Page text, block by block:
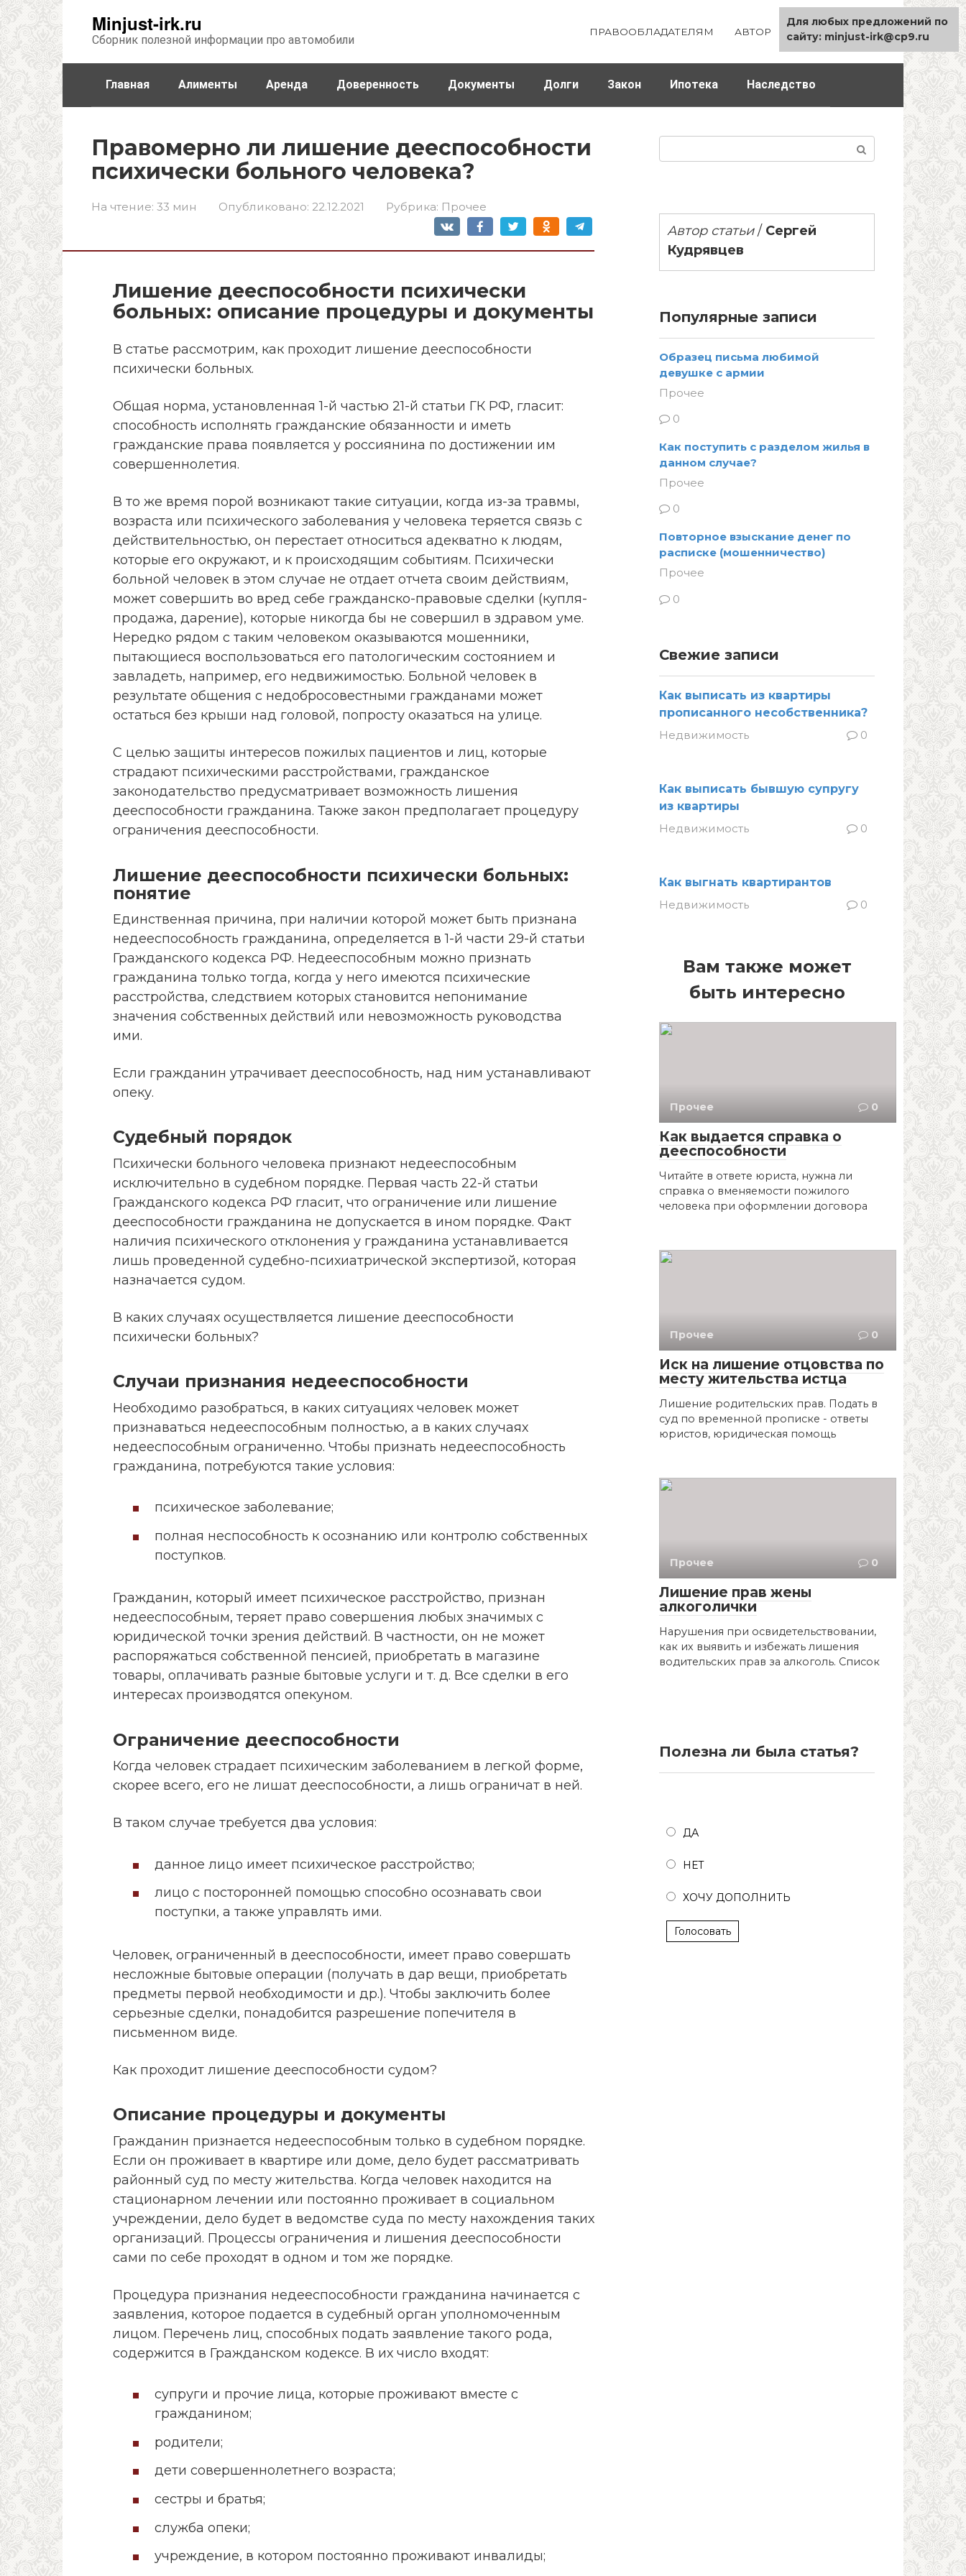
Minjust-irk.ru
Сборник полезной информации про автомобили
ПРАВООБЛАДАТЕЛЯМ АВТОР КАРТА САЙТА
Главная Алименты Аренда Доверенность Документы Долги Закон Ипотека Наследство
Правомерно ли лишение дееспособности
психически больного человека?
На чтение: 33 мин Опубликовано: 22.12.2021 Рубрика: Прочее
Лишение дееспособности психически
больных: описание процедуры и документы
В статье рассмотрим, как проходит лишение дееспособности
психически больных.
Общая норма, установленная 1-й частью 21-й статьи ГК РФ, гласит:
способность исполнять гражданские обязанности и иметь
гражданские права появляется у россиянина по достижении им
совершеннолетия.
В то же время порой возникают такие ситуации, когда из-за травмы,
возраста или психического заболевания у человека теряется связь с
действительностью, он перестает относиться адекватно к людям,
которые его окружают, и к происходящим событиям. Психически
больной человек в этом случае не отдает отчета своим действиям,
может совершить во вред себе гражданско-правовые сделки (купля-
продажа, дарение), которые никогда бы не совершил в здравом уме.
Нередко рядом с таким человеком оказываются мошенники,
пытающиеся воспользоваться его патологическим состоянием и
завладеть, например, его недвижимостью. Больной человек в
результате общения с недобросовестными гражданами может
остаться без крыши над головой, попросту оказаться на улице.
С целью защиты интересов пожилых пациентов и лиц, которые
страдают психическими расстройствами, гражданское
законодательство предусматривает возможность лишения
дееспособности гражданина. Также закон предполагает процедуру
ограничения дееспособности.
Лишение дееспособности психически больных:
понятие
Единственная причина, при наличии которой может быть признана
недееспособность гражданина, определяется в 1-й части 29-й статьи
Гражданского кодекса РФ. Недееспособным можно признать
гражданина только тогда, когда у него имеются психические
расстройства, следствием которых становится непонимание
значения собственных действий или невозможность руководства
ими.
Если гражданин утрачивает дееспособность, над ним устанавливают
опеку.
Судебный порядок
Психически больного человека признают недееспособным
исключительно в судебном порядке. Первая часть 22-й статьи
Гражданского кодекса РФ гласит, что ограничение или лишение
дееспособности гражданина не допускается в ином порядке. Факт
наличия психического отклонения у гражданина устанавливается
лишь проведенной судебно-психиатрической экспертизой, которая
назначается судом.
В каких случаях осуществляется лишение дееспособности
психически больных?
Случаи признания недееспособности
Необходимо разобраться, в каких ситуациях человек может
признаваться недееспособным полностью, а в каких случаях
недееспособным ограниченно. Чтобы признать недееспособность
гражданина, потребуются такие условия:
психическое заболевание;
полная неспособность к осознанию или контролю собственных
поступков.
Гражданин, который имеет психическое расстройство, признан
недееспособным, теряет право совершения любых значимых с
юридической точки зрения действий. В частности, он не может
распоряжаться собственной пенсией, приобретать в магазине
товары, оплачивать разные бытовые услуги и т. д. Все сделки в его
интересах производятся опекуном.
Ограничение дееспособности
Когда человек страдает психическим заболеванием в легкой форме,
скорее всего, его не лишат дееспособности, а лишь ограничат в ней.
В таком случае требуется два условия:
данное лицо имеет психическое расстройство;
лицо с посторонней помощью способно осознавать свои
поступки, а также управлять ими.
Человек, ограниченный в дееспособности, имеет право совершать
несложные бытовые операции (получать в дар вещи, приобретать
предметы первой необходимости и др.). Чтобы заключить более
серьезные сделки, понадобится разрешение попечителя в
письменном виде.
Как проходит лишение дееспособности судом?
Описание процедуры и документы
Гражданин признается недееспособным только в судебном порядке.
Если он проживает в квартире или доме, дело будет рассматривать
районный суд по месту жительства. Когда человек находится на
стационарном лечении или постоянно проживает в социальном
учреждении, дело будет в ведомстве суда по месту нахождения таких
организаций. Процессы ограничения и лишения дееспособности
сами по себе проходят в одном и том же порядке.
Процедура признания недееспособности гражданина начинается с
заявления, которое подается в судебный орган уполномоченным
лицом. Перечень лиц, способных подать заявление такого рода,
содержится в Гражданском кодексе. В их число входят:
супруги и прочие лица, которые проживают вместе с
гражданином;
родители;
дети совершеннолетнего возраста;
сестры и братья;
служба опеки;
учреждение, в котором постоянно проживают инвалиды;
Автор статьи/ Сергей
Кудрявцев
Популярные записи
Образец письма любимой
девушке с армии
Прочее
0
Как поступить с разделом жилья в
данном случае?
Прочее
0
Повторное взыскание денег по
расписке (мошенничество)
Прочее
0
Свежие записи
Как выписать из квартиры
прописанного несобственника?
Недвижимость
0
Как выписать бывшую супругу
из квартиры
Недвижимость
0
Как выгнать квартирантов
Недвижимость
0
Вам также может
быть интересно
Прочее 0
Как выдается справка о
дееспособности
Читайте в ответе юриста, нужна ли
справка о вменяемости пожилого
человека при оформлении договора
Прочее 0
Иск на лишение отцовства по
месту жительства истца
Лишение родительских прав. Подать в
суд по временной прописке - ответы
юристов, юридическая помощь
Прочее 0
Лишение прав жены
алкоголички
Нарушения при освидетельствовании,
как их выявить и избежать лишения
водительских прав за алкоголь. Список
Полезна ли была статья?
ДА
НЕТ
ХОЧУ ДОПОЛНИТЬ
Голосовать
Для любых предложений по
сайту: minjust-irk@cp9.ru